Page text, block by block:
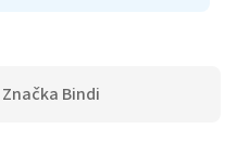
Značka Bindi